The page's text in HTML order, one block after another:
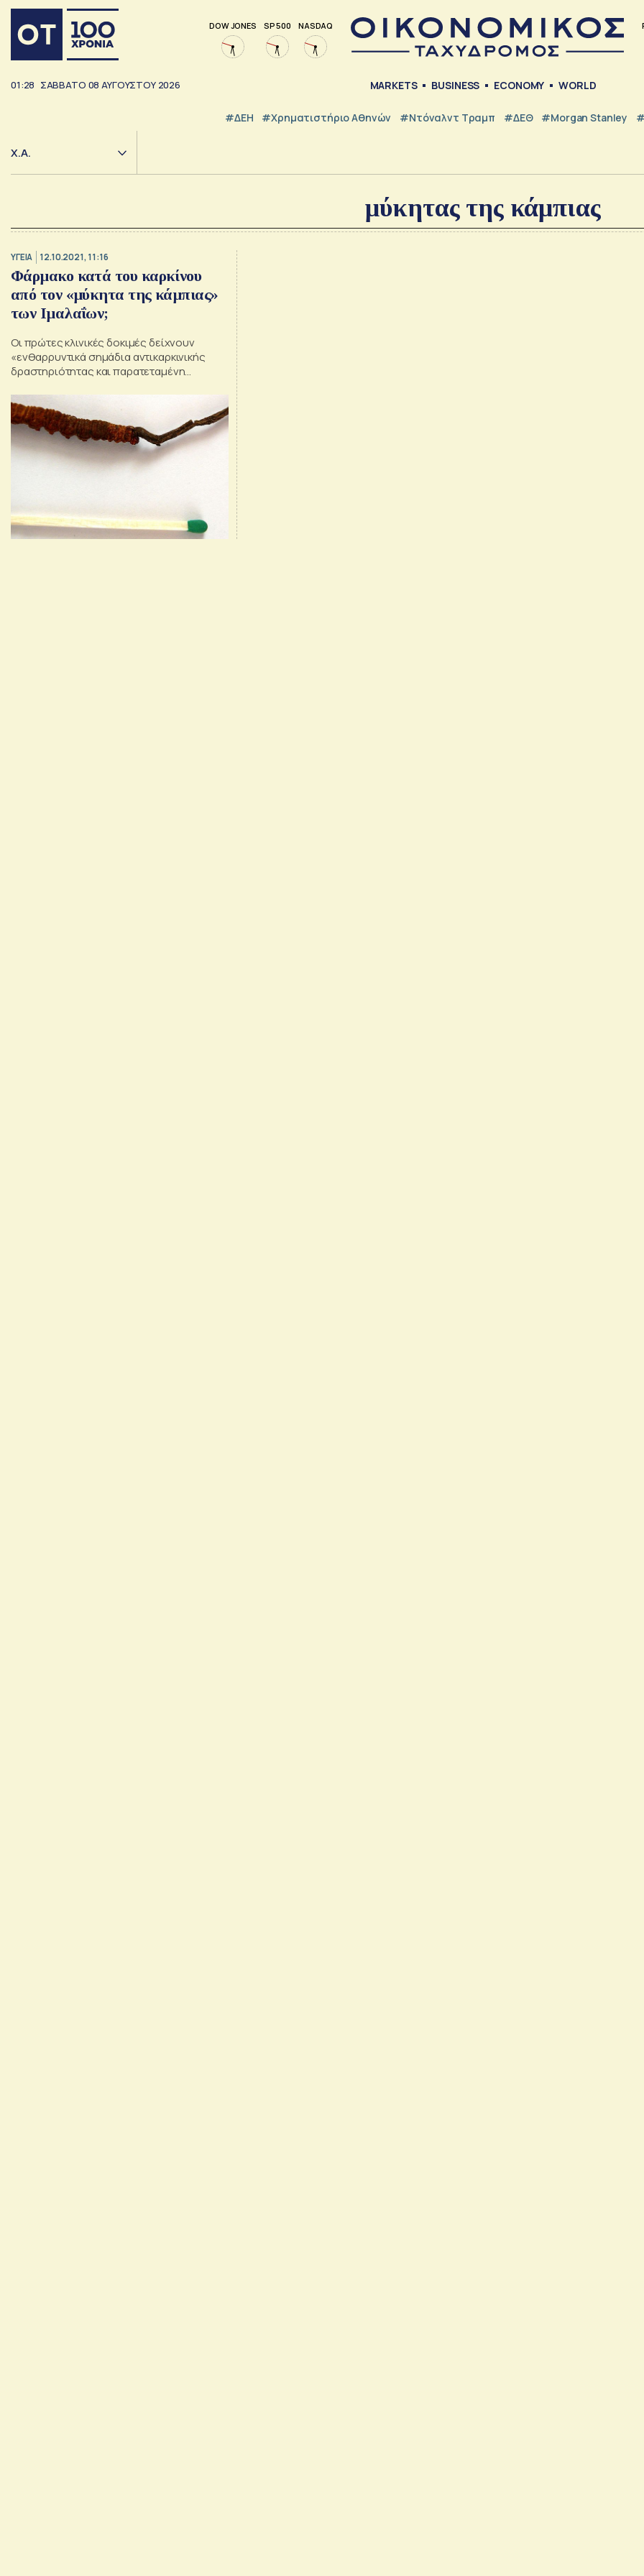
DOW JONES SP 500 NASDAQ
01:28 ΣΑΒΒΑΤΟ 08 ΑΥΓΟΥΣΤΟΥ 2026 MARKETS BUSINESS ECONOMY WORLD
#ΔΕΗ #Χρηματιστήριο Αθηνών #Ντόναλντ Τραμπ #ΔΕΘ #Morgan Stanley
Χ.Α.
μύκητας της κάμπιας
ΥΓΕΙΑ 12.10.2021, 11:16
Φάρμακο κατά του καρκίνου
από τον «μύκητα της κάμπιας»
των Ιμαλαΐων;
Οι πρώτες κλινικές δοκιμές δείχνουν
«ενθαρρυντικά σημάδια αντικαρκινικής
δραστηριότητας και παρατεταμένη